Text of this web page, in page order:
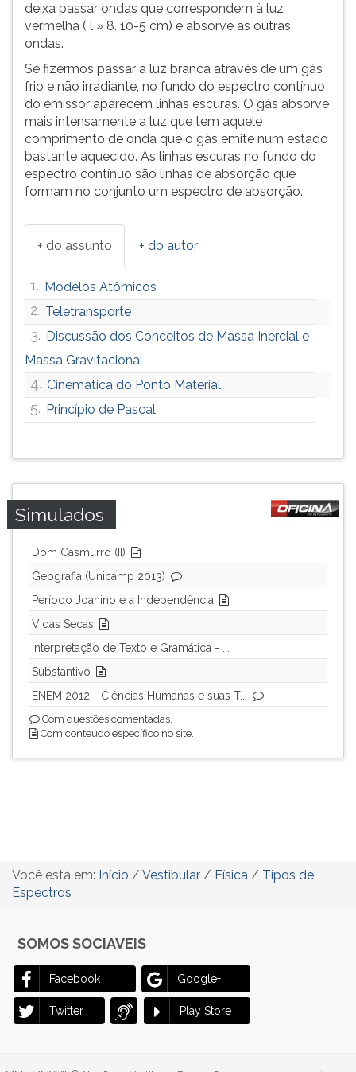
deixa passar ondas que correspondem à luz
vermelha ( l » 8. 10-5 cm) e absorve as outras
ondas.
Se fizermos passar a luz branca através de um gás
frio e não irradiante, no fundo do espectro contínuo
do emissor aparecem linhas escuras. O gás absorve
mais intensamente a luz que tem aquele
comprimento de onda que o gás emite num estado
bastante aquecido. As linhas escuras no fundo do
espectro contínuo são linhas de absorção que
formam no conjunto um espectro de absorção.
+ do assunto + do autor
1. Modelos Atômicos
2. Teletransporte
3. Discussão dos Conceitos de Massa Inercial e
Massa Gravitacional
4. Cinematica do Ponto Material
5. Princípio de Pascal
Simulados
Dom Casmurro (II)
Geografia (Unicamp 2013)
Período Joanino e a Independência
Vidas Secas
Interpretação de Texto e Gramática - ...
Substantivo
ENEM 2012 - Ciências Humanas e suas T...
Com questões comentadas.
Com conteúdo específico no site.
Você está em: Início / Vestibular / Física / Tipos de
Espectros
SOMOS SOCIAVEIS
Facebook Google+
Twitter Play Store